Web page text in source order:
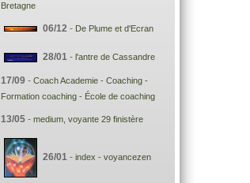
Bretagne
06/12 - De Plume et d'Ecran
28/01 - l'antre de Cassandre
17/09 - Coach Academie - Coaching -
Formation coaching - École de coaching
13/05 - medium, voyante 29 finistère
26/01 - index - voyancezen